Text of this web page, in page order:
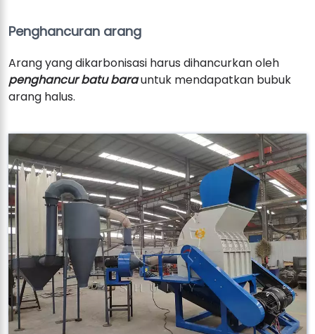
Penghancuran arang
Arang yang dikarbonisasi harus dihancurkan oleh
penghancur batu barauntuk mendapatkan bubuk
arang halus.